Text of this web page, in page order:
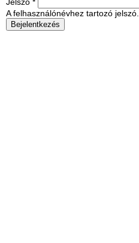
Jelszó *
A felhasználónévhez tartozó jelszó.